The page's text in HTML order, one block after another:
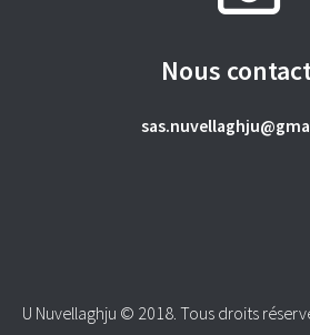
Nous
U Nuvellaghju © 2018. Tous droits